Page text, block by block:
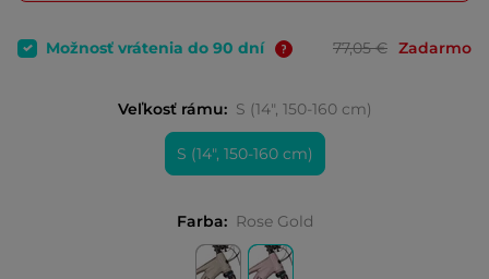
Možnosť vrátenia do 90 dní 77,05 € Zadarmo
Veľkosť rámu: S (14", 150-160 cm)
S (14", 150-160 cm)
Farba: Rose Gold